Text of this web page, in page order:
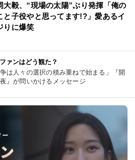
大毅、“現場の太陽”ぶり発揮「俺の
と子役やと思ってます!?」愛あるイ
りに爆笑
ァンはどう観た？
争は人々の選択の積み重ねで始まる」『開
』が問いかけるメッセージ